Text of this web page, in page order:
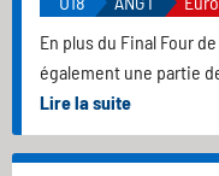
En plus du Final Four
également une partie
Lire la suite